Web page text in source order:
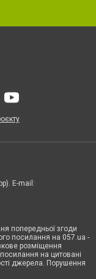
E-mail:
попередньої згоди
посилання на 057.ua -
розміщення
на цитовані
джерела. Порушення